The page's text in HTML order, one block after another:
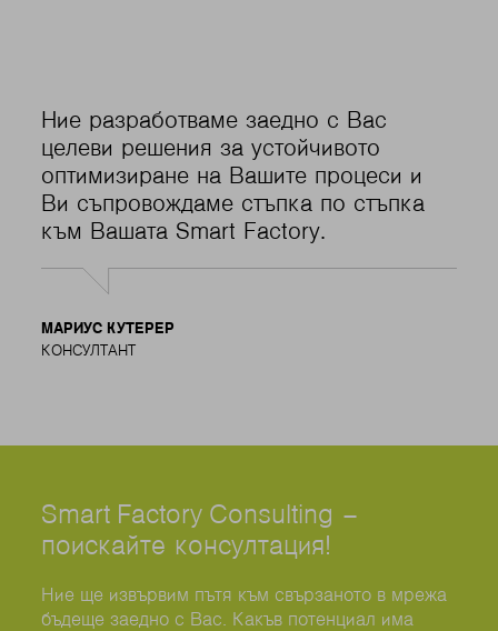
Ние разработваме заедно с Вас
целеви решения за устойчивото
оптимизиране на Вашите процеси и
Ви съпровождаме стъпка по стъпка
към Вашата Smart Factory.
МАРИУС КУТЕРЕР
КОНСУЛТАНТ
Smart Factory Consulting –
поискайте консултация!
Ние ще извървим пътя към свързаното в мрежа
бъдеще заедно с Вас. Какъв потенциал има